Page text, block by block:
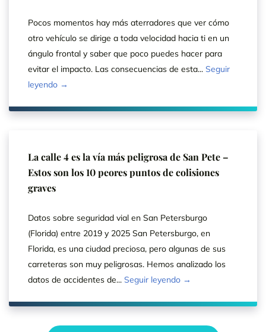
Pocos momentos hay más aterradores que ver cómo
otro vehículo se dirige a toda velocidad hacia ti en un
ángulo frontal y saber que poco puedes hacer para
evitar el impacto. Las consecuencias de esta... Seguir
leyendo →
La calle 4 es la vía más peligrosa de San Pete –
Estos son los 10 peores puntos de colisiones
graves
Datos sobre seguridad vial en San Petersburgo
(Florida) entre 2019 y 2025 San Petersburgo, en
Florida, es una ciudad preciosa, pero algunas de sus
carreteras son muy peligrosas. Hemos analizado los
datos de accidentes de... Seguir leyendo →